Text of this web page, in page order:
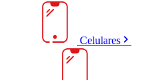
Celulares